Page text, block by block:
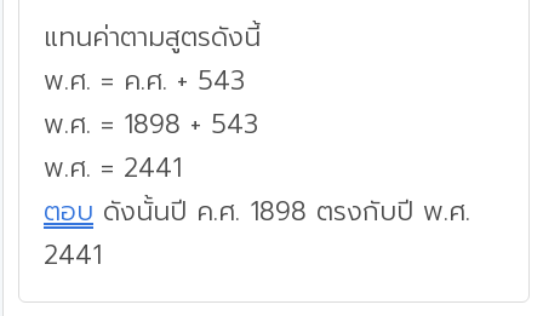
แทนค่าตามสูตรดังนี้
พ.ศ. = ค.ศ. + 543
พ.ศ. = 1898 + 543
พ.ศ. = 2441
ตอบ ดังนั้นปี ค.ศ. 1898 ตรงกับปี พ.ศ.
2441